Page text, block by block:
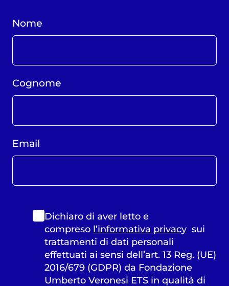
Nome
Cognome
Email
Dichiaro di aver letto e
compreso l’informativa privacysui
trattamenti di dati personali
effettuati ai sensi dell’art. 13 Reg. (UE)
2016/679 (GDPR) da Fondazione
Umberto Veronesi ETS in qualità di